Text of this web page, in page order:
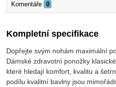
Komentáře 0
Kompletní specifikace
Dopřejte svým nohám maximální
Dámské zdravotní ponožky
které hledají komfort, kvalitu a
podílu kvalitní bavlny jsou